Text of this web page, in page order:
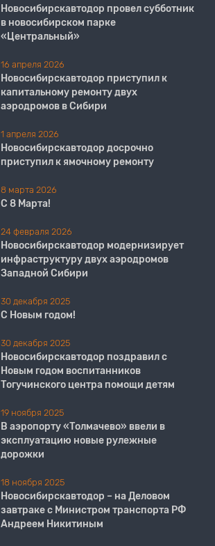
Новосибирскавтодор провел субботник
в новосибирском парке
«Центральный»
16 апреля 2026
Новосибирскавтодор приступил к
капитальному ремонту двух
аэродромов в Сибири
1 апреля 2026
Новосибирскавтодор досрочно
приступил к ямочному ремонту
8 марта 2026
С 8 Марта!
24 февраля 2026
Новосибирскавтодор модернизирует
инфраструктуру двух аэродромов
Западной Сибири
30 декабря 2025
С Новым годом!
30 декабря 2025
Новосибирскавтодор поздравил с
Новым годом воспитанников
Тогучинского центра помощи детям
19 ноября 2025
В аэропорту «Толмачево» ввели в
эксплуатацию новые рулежные
дорожки
18 ноября 2025
Новосибирскавтодор – на Деловом
завтраке с Министром транспорта РФ
Андреем Никитиным